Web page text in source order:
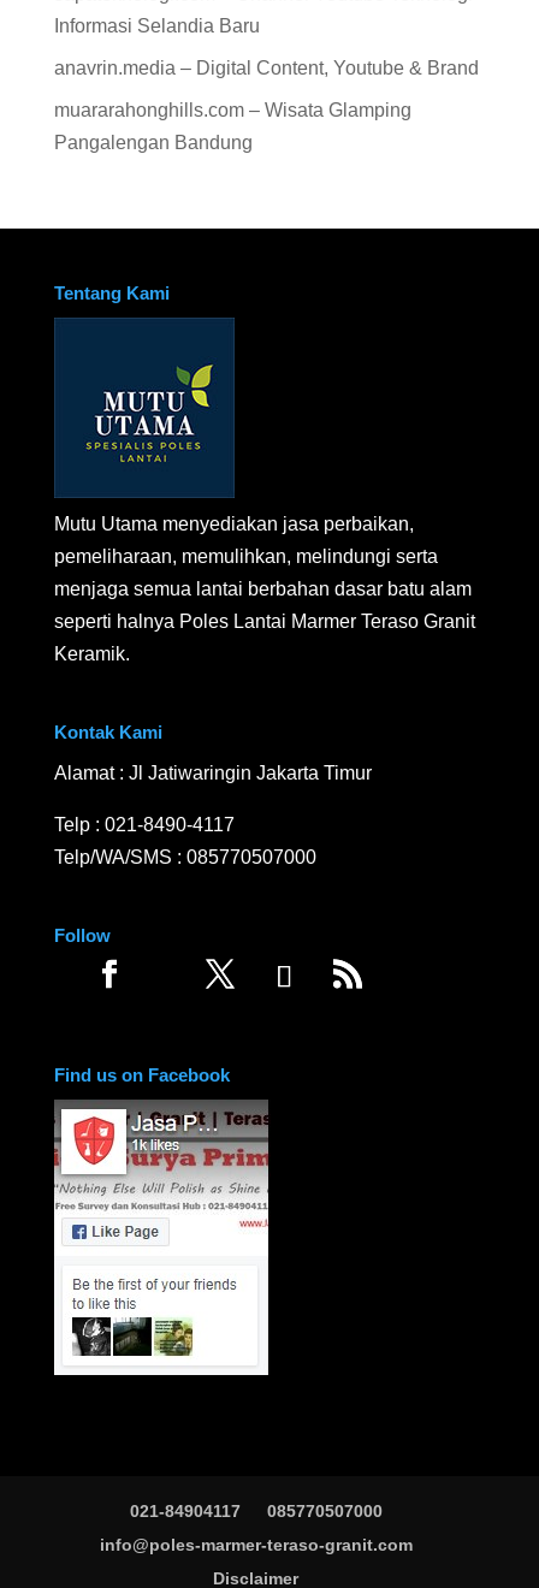
Informasi Selandia Baru
anavrin.media – Digital Content, Youtube & Brand
muararahonghills.com – Wisata Glamping
Pangalengan Bandung
Tentang Kami
Mutu Utama menyediakan jasa perbaikan,
pemeliharaan, memulihkan, melindungi serta
menjaga semua lantai berbahan dasar batu alam
seperti halnya Poles Lantai Marmer Teraso Granit
Keramik.
Kontak Kami
Alamat : Jl Jatiwaringin Jakarta Timur
Telp : 021-8490-4117
Telp/WA/SMS : 085770507000
Follow
Find us on Facebook
021-84904117
085770507000
info@poles-marmer-teraso-granit.com
Disclaimer